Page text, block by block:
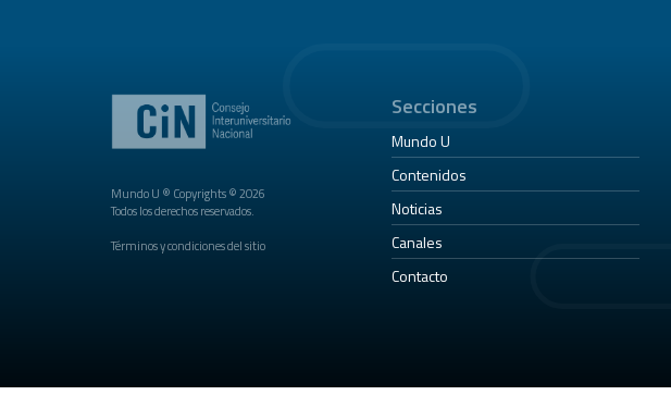
Mundo U ® Copyrights © 2026
Todos los derechos reservados.
Términos y condiciones del sitio
Secciones
Mundo U
Contenidos
Noticias
Canales
Contacto